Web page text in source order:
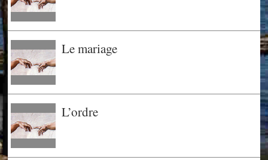
Le mariage
L’ordre